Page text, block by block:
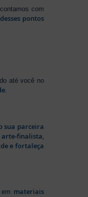
com
pontos
até você no
.
sua parceira
finalista,
e fortaleça
materiais